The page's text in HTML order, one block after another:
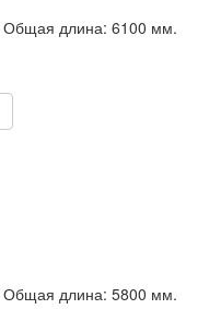
Общая длина: 6100 мм.
Общая длина: 5800 мм.